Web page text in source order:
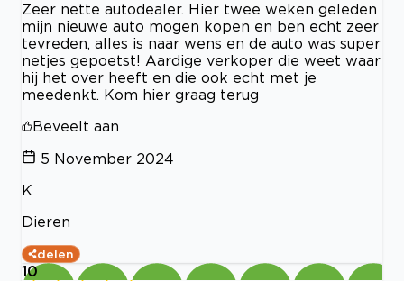
Zeer nette autodealer. Hier twee weken geleden
mijn nieuwe auto mogen kopen en ben echt zeer
tevreden, alles is naar wens en de auto was super
netjes gepoetst! Aardige verkoper die weet waar
hij het over heeft en die ook echt met je
meedenkt. Kom hier graag terug
Beveelt aan
5 November 2024
K
Dieren
delen
10